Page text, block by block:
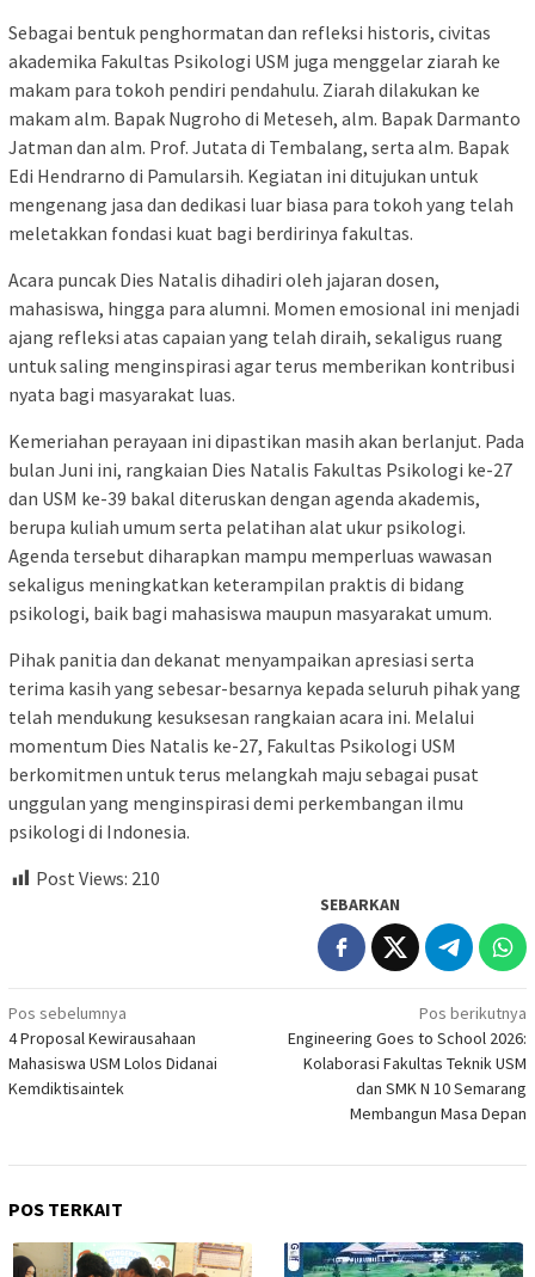
Sebagai bentuk penghormatan dan refleksi historis, civitas
akademika Fakultas Psikologi USM juga menggelar ziarah ke
makam para tokoh pendiri pendahulu. Ziarah dilakukan ke
makam alm. Bapak Nugroho di Meteseh, alm. Bapak Darmanto
Jatman dan alm. Prof. Jutata di Tembalang, serta alm. Bapak
Edi Hendrarno di Pamularsih. Kegiatan ini ditujukan untuk
mengenang jasa dan dedikasi luar biasa para tokoh yang telah
meletakkan fondasi kuat bagi berdirinya fakultas.
Acara puncak Dies Natalis dihadiri oleh jajaran dosen,
mahasiswa, hingga para alumni. Momen emosional ini menjadi
ajang refleksi atas capaian yang telah diraih, sekaligus ruang
untuk saling menginspirasi agar terus memberikan kontribusi
nyata bagi masyarakat luas.
Kemeriahan perayaan ini dipastikan masih akan berlanjut. Pada
bulan Juni ini, rangkaian Dies Natalis Fakultas Psikologi ke-27
dan USM ke-39 bakal diteruskan dengan agenda akademis,
berupa kuliah umum serta pelatihan alat ukur psikologi.
Agenda tersebut diharapkan mampu memperluas wawasan
sekaligus meningkatkan keterampilan praktis di bidang
psikologi, baik bagi mahasiswa maupun masyarakat umum.
Pihak panitia dan dekanat menyampaikan apresiasi serta
terima kasih yang sebesar-besarnya kepada seluruh pihak yang
telah mendukung kesuksesan rangkaian acara ini. Melalui
momentum Dies Natalis ke-27, Fakultas Psikologi USM
berkomitmen untuk terus melangkah maju sebagai pusat
unggulan yang menginspirasi demi perkembangan ilmu
psikologi di Indonesia.
Post Views: 210
SEBARKAN
Navigasi
pos
Pos sebelumnya
4 Proposal Kewirausahaan
Mahasiswa USM Lolos Didanai
Kemdiktisaintek
Pos berikutnya
Engineering Goes to School 2026:
Kolaborasi Fakultas Teknik USM
dan SMK N 10 Semarang
Membangun Masa Depan
POS TERKAIT